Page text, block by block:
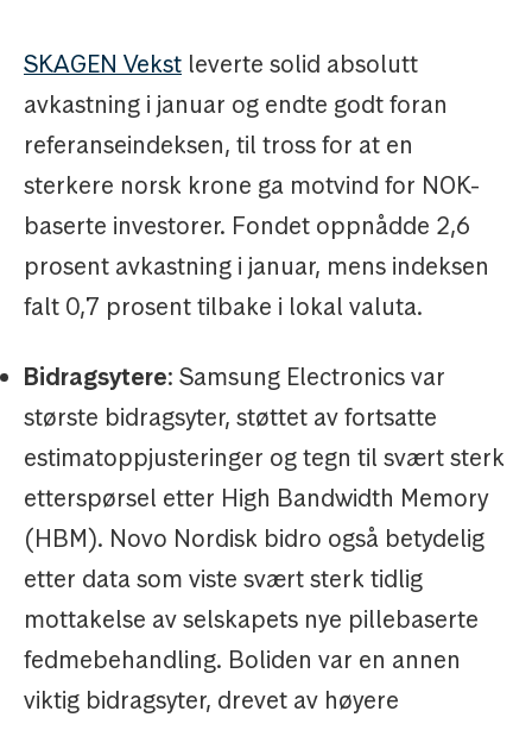
SKAGEN Vekst leverte solid absolutt
avkastning i januar og endte godt foran
referanseindeksen, til tross for at en
sterkere norsk krone ga motvind for NOK-
baserte investorer. Fondet oppnådde 2,6
prosent avkastning i januar, mens indeksen
falt 0,7 prosent tilbake i lokal valuta.
Bidragsytere: Samsung Electronics var
største bidragsyter, støttet av fortsatte
estimatoppjusteringer og tegn til svært sterk
etterspørsel etter High Bandwidth Memory
(HBM). Novo Nordisk bidro også betydelig
etter data som viste svært sterk tidlig
mottakelse av selskapets nye pillebaserte
fedmebehandling. Boliden var en annen
viktig bidragsyter, drevet av høyere